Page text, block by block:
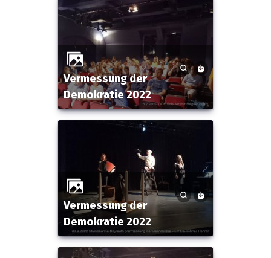
Vermessung der
Demokratie 2022
Vermessung der
Demokratie 2022